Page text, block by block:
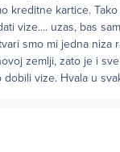
kreditne kartice.
vize.... uzas, bas
smo mi jedna niza
zemlji, zato je i
dobili vize. Hvala u